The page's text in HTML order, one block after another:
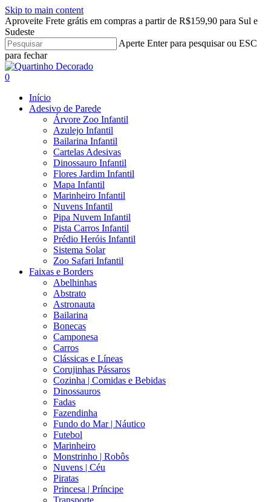
Skip to main content
Aproveite Frete grátis em compras a partir de R$159,90 para Sul e
Sudeste
Aperte Enter para pesquisar ou ESC
para fechar
Close
Search
search
account
0
Início
Adesivo de Parede
Árvore Zoo Infantil
Azulejo Infantil
Bailarina Infantil
Cartelas Adesivas
Dinossauro Infantil
Flores Jardim Infantil
Mapa Infantil
Marinheiro Infantil
Nuvens Infantil
Pipa Nuvem Infantil
Pista Carros Infantil
Prédio Heróis Infantil
Sistema Solar
Zoo Safari Infantil
Faixas e Borders
Abelhinhas
Abstrato
Astronauta
Bailarina
Bonecas
Camponesa
Carros
Clássicas e Líneas
Corujinhas Pássaros
Cozinha | Comidas e Bebidas
Dinossauros
Fadas
Fazendinha
Fundo do Mar | Náutico
Futebol
Marinheiro
Monstrinho | Robôs
Nuvens | Céu
Piratas
Princesa | Príncipe
Transporte